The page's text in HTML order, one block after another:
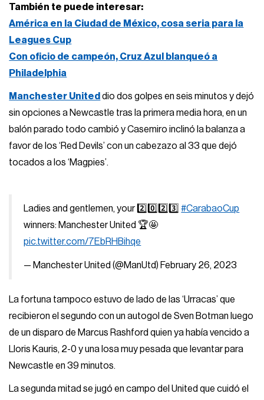
También te puede interesar:
América en la Ciudad de México, cosa seria para la
Leagues Cup
Con oficio de campeón, Cruz Azul blanqueó a
Philadelphia
Manchester United dio dos golpes en seis minutos y dejó
sin opciones a Newcastle tras la primera media hora, en un
balón parado todo cambió y Casemiro inclinó la balanza a
favor de los ‘Red Devils’ con un cabezazo al 33 que dejó
tocados a los ‘Magpies’.
Ladies and gentlemen, your 2️⃣0️⃣2️⃣3️⃣#CarabaoCup
winners: Manchester United 🏆🤩
pic.twitter.com/7EbRHBihqe
— Manchester United (@ManUtd) February 26, 2023
La fortuna tampoco estuvo de lado de las ‘Urracas’ que
recibieron el segundo con un autogol de Sven Botman luego
de un disparo de Marcus Rashford quien ya había vencido a
Lloris Kauris, 2-0 y una losa muy pesada que levantar para
Newcastle en 39 minutos.
La segunda mitad se jugó en campo del United que cuidó el